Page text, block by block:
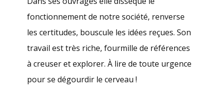
fonctionnement de notre société, renverse
les certitudes, bouscule les idées reçues. Son
travail est très riche, fourmille de références
à creuser et explorer. À lire de toute urgence
pour se dégourdir le cerveau !